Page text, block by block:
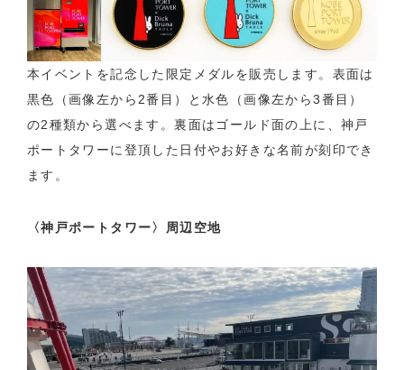
本イベントを記念した限定メダルを販売します。表面は
黒色（画像左から2番目）と水色（画像左から3番目）
の2種類から選べます。裏面はゴールド面の上に、神戸
ポートタワーに登頂した日付やお好きな名前が刻印でき
ます。
〈神戸ポートタワー〉周辺空地